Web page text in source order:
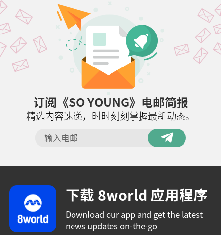
订阅《SO YOUNG》电邮简报
精选内容速递，时时刻刻掌握最新动态。
下载 8world 应用程序
Download our app and get the latest
news updates on-the-go